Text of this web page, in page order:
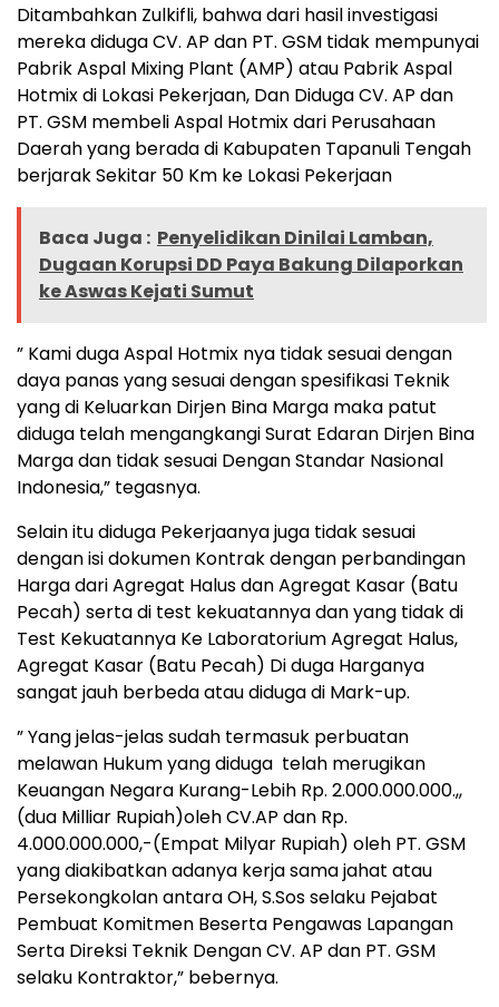
Ditambahkan Zulkifli, bahwa dari hasil investigasi
mereka diduga CV. AP dan PT. GSM tidak mempunyai
Pabrik Aspal Mixing Plant (AMP) atau Pabrik Aspal
Hotmix di Lokasi Pekerjaan, Dan Diduga CV. AP dan
PT. GSM membeli Aspal Hotmix dari Perusahaan
Daerah yang berada di Kabupaten Tapanuli Tengah
berjarak Sekitar 50 Km ke Lokasi Pekerjaan
Baca Juga : Penyelidikan Dinilai Lamban,
Dugaan Korupsi DD Paya Bakung Dilaporkan
ke Aswas Kejati Sumut
” Kami duga Aspal Hotmix nya tidak sesuai dengan
daya panas yang sesuai dengan spesifikasi Teknik
yang di Keluarkan Dirjen Bina Marga maka patut
diduga telah mengangkangi Surat Edaran Dirjen Bina
Marga dan tidak sesuai Dengan Standar Nasional
Indonesia,” tegasnya.
Selain itu diduga Pekerjaanya juga tidak sesuai
dengan isi dokumen Kontrak dengan perbandingan
Harga dari Agregat Halus dan Agregat Kasar (Batu
Pecah) serta di test kekuatannya dan yang tidak di
Test Kekuatannya Ke Laboratorium Agregat Halus,
Agregat Kasar (Batu Pecah) Di duga Harganya
sangat jauh berbeda atau diduga di Mark-up.
” Yang jelas-jelas sudah termasuk perbuatan
melawan Hukum yang diduga telah merugikan
Keuangan Negara Kurang-Lebih Rp. 2.000.000.000.,,
(dua Milliar Rupiah)oleh CV.AP dan Rp.
4.000.000.000,-(Empat Milyar Rupiah) oleh PT. GSM
yang diakibatkan adanya kerja sama jahat atau
Persekongkolan antara OH, S.Sos selaku Pejabat
Pembuat Komitmen Beserta Pengawas Lapangan
Serta Direksi Teknik Dengan CV. AP dan PT. GSM
selaku Kontraktor,” bebernya.